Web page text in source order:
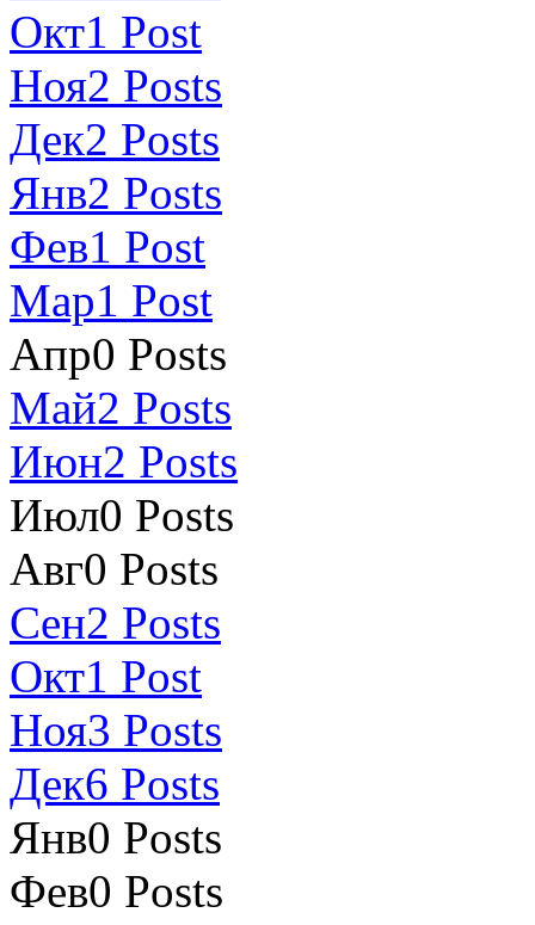
Окт1 Post
Ноя2 Posts
Дек2 Posts
Янв2 Posts
Фев1 Post
Мар1 Post
Апр0 Posts
Май2 Posts
Июн2 Posts
Июл0 Posts
Авг0 Posts
Сен2 Posts
Окт1 Post
Ноя3 Posts
Дек6 Posts
Янв0 Posts
Фев0 Posts